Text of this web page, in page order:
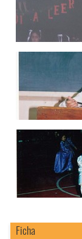
Ficha